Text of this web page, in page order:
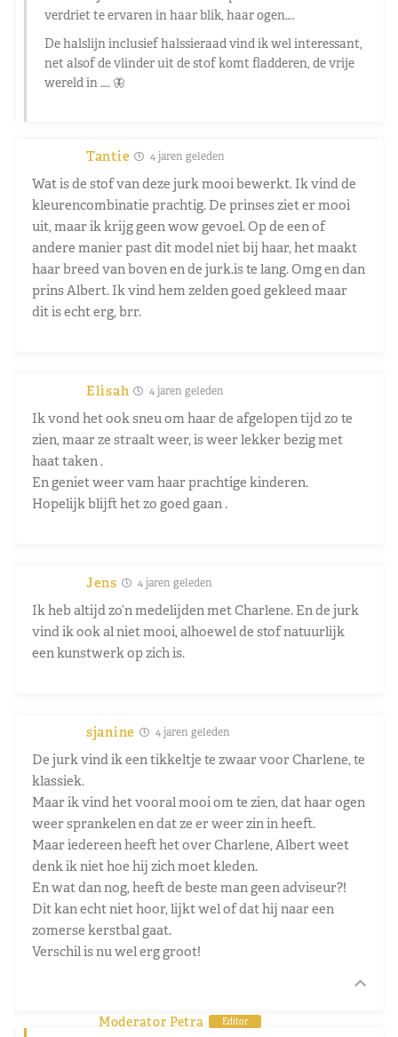
verdriet te ervaren in haar blik, haar ogen….
De halslijn inclusief halssieraad vind ik wel interessant,
net alsof de vlinder uit de stof komt fladderen, de vrije
wereld in …. 🦋
Tantie 4 jaren geleden
Wat is de stof van deze jurk mooi bewerkt. Ik vind de
kleurencombinatie prachtig. De prinses ziet er mooi
uit, maar ik krijg geen wow gevoel. Op de een of
andere manier past dit model niet bij haar, het maakt
haar breed van boven en de jurk.is te lang. Omg en dan
prins Albert. Ik vind hem zelden goed gekleed maar
dit is echt erg, brr.
Elisah 4 jaren geleden
Ik vond het ook sneu om haar de afgelopen tijd zo te
zien, maar ze straalt weer, is weer lekker bezig met
haat taken .
En geniet weer vam haar prachtige kinderen.
Hopelijk blijft het zo goed gaan .
Jens 4 jaren geleden
Ik heb altijd zo’n medelijden met Charlene. En de jurk
vind ik ook al niet mooi, alhoewel de stof natuurlijk
een kunstwerk op zich is.
sjanine 4 jaren geleden
De jurk vind ik een tikkeltje te zwaar voor Charlene, te
klassiek.
Maar ik vind het vooral mooi om te zien, dat haar ogen
weer sprankelen en dat ze er weer zin in heeft.
Maar iedereen heeft het over Charlene, Albert weet
denk ik niet hoe hij zich moet kleden.
En wat dan nog, heeft de beste man geen adviseur?!
Dit kan echt niet hoor, lijkt wel of dat hij naar een
zomerse kerstbal gaat.
Verschil is nu wel erg groot!
Moderator Petra Editor